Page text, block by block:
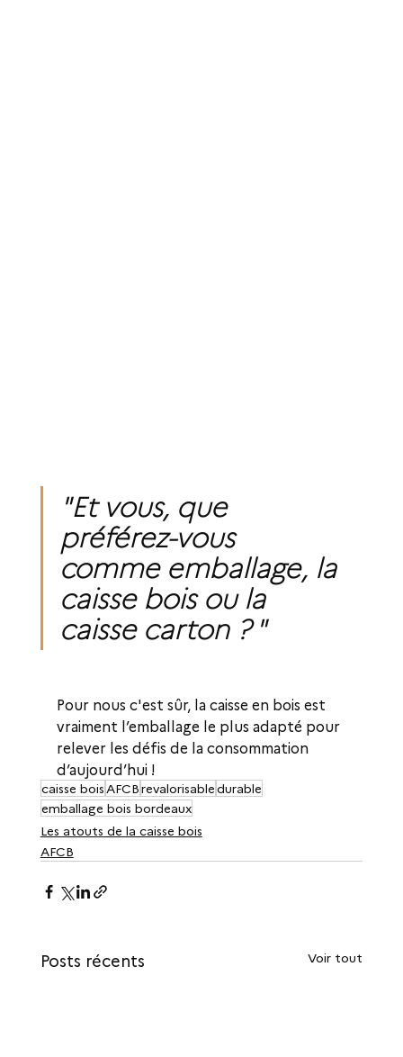
"Et vous, que
préférez-vous
comme emballage, la
caisse bois ou la
caisse carton ? "
Pour nous c'est sûr, la caisse en bois est
vraiment l’emballage le plus adapté pour
relever les défis de la consommation
d’aujourd’hui !
caisse boisAFCBrevalorisabledurable
emballage bois bordeaux
Les atouts de la caisse bois
AFCB
Posts récents Voir tout